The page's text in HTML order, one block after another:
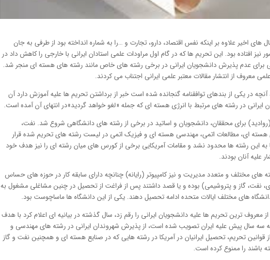
های اخیر علاوه بر اینکه نفس اقتصاد، دارو، تجارت و …را به شماره انداخته بود از طرفی به جان
افتاده بود. این تحریم ها که در گام اول مراودات علمی استادان ایرانی با خارجی را کاهش داد در
برای عدم پذیرش دانشجویان ایرانی در برخی رشته های خاص مانند رشته های هسته ای منجر شد.
معروف از انتشار مقالات معتبر علمی ایرانی اجتناب می کردند.
آنچه در یکی از بندهای توافقنامه گنجانده شده است خبر از برداشتن تحریم ها علیه آموزش دارد آن
در رشته های مرتبط با انرژی هسته ای که جمله «لغو خواهد گردید»در انتهای آن آمده است.
برای محققان، دانشجویان و اساتید در برخی از رشته های دانشگاهی شروع شد. نفت،
هسته ای، مطالعات اتمی، مهندسی هسته ای و فیزیک اتمی در لیست رشته های تحریم شده قرار
به این رشته ها محدود نشد و مقامات آمریکایی برخی از کورس های میان رشته ای را نیز هدف خود
علیه آنان بودند.
های مختلف و متعدد مدیریت و نیز کامپیوتر (رایانه) چنانچه دارای سابقه کار در حوزه های حساس
نفت، گاز و پتروشیمی) بوده و یا قصد داشتند پس از فراغت از تحصیل در چنین مشاغلی مشغول به
های مختلف ایالات متحده ادامه تحصیل دهند. یکی از این دانشگاه ها ماساچوست بود.
ترین تحریم ها علیه دانشجویان ایرانی را رقم زد، سال گذشته در بیانیه ای اعلام کرد با هدف
سه سال پیش علیه ایران تصویب شده است، از پذیرش شهروندان ایرانی در رشته های مهندسی و
قوانین تحریم، تحصیل ایرانیان در آمریکا در رشته هایی که در صنایع هسته ای و همچنین نفت و گاز
باشند را ممنوع کرده است.